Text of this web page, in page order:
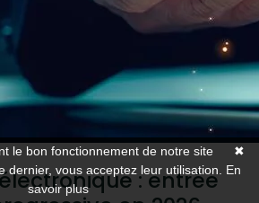
: entrée
✖
le bon fonctionnement de notre site
dernier, vous acceptez leur utilisation. En
savoir plus